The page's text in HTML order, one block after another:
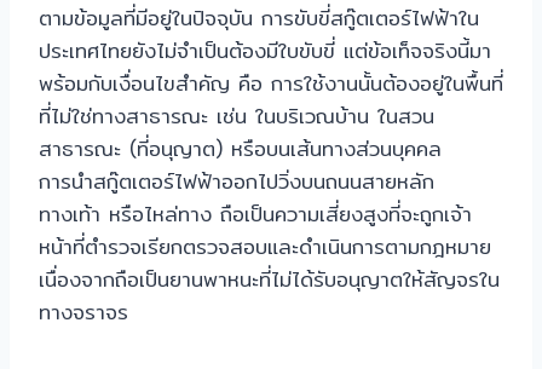
ตามข้อมูลที่มีอยู่ในปัจจุบัน การขับขี่สกู๊ตเตอร์ไฟฟ้าใน
ประเทศไทยยังไม่จำเป็นต้องมีใบขับขี่ แต่ข้อเท็จจริงนี้มา
พร้อมกับเงื่อนไขสำคัญ คือ การใช้งานนั้นต้องอยู่ในพื้นที่
ที่ไม่ใช่ทางสาธารณะ เช่น ในบริเวณบ้าน ในสวน
สาธารณะ (ที่อนุญาต) หรือบนเส้นทางส่วนบุคคล
การนำสกู๊ตเตอร์ไฟฟ้าออกไปวิ่งบนถนนสายหลัก
ทางเท้า หรือไหล่ทาง ถือเป็นความเสี่ยงสูงที่จะถูกเจ้า
หน้าที่ตำรวจเรียกตรวจสอบและดำเนินการตามกฎหมาย
เนื่องจากถือเป็นยานพาหนะที่ไม่ได้รับอนุญาตให้สัญจรใน
ทางจราจร